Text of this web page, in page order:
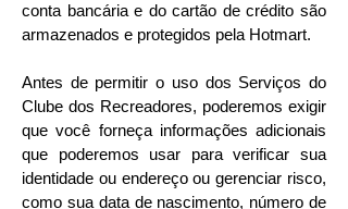
conta bancária e do cartão de crédito são
armazenados e protegidos pela Hotmart.
Antes de permitir o uso dos Serviços do
Clube dos Recreadores, poderemos exigir
que você forneça informações adicionais
que poderemos usar para verificar sua
identidade ou endereço ou gerenciar risco,
como sua data de nascimento, número de